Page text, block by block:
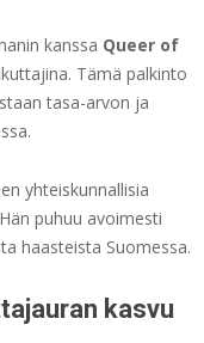
kanssa Queer of
Tämä palkinto
tasa-arvon ja
yhteiskunnallisia
puhuu avoimesti
haasteista Suomessa.
kasvu